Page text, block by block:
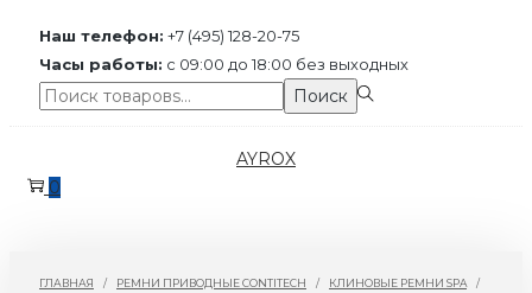
Наш телефон: +7 (495) 128-20-75
Часы работы: с 09:00 до 18:00 без выходных
Поиск:>
Поиск
к
к
AYROX
0
ГЛАВНАЯ / РЕМНИ ПРИВОДНЫЕ CONTITECH / КЛИНОВЫЕ РЕМНИ SPA /